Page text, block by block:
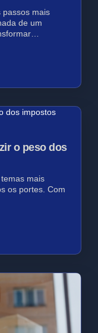
passos mais
de um
o peso dos
mais
os portes. Com